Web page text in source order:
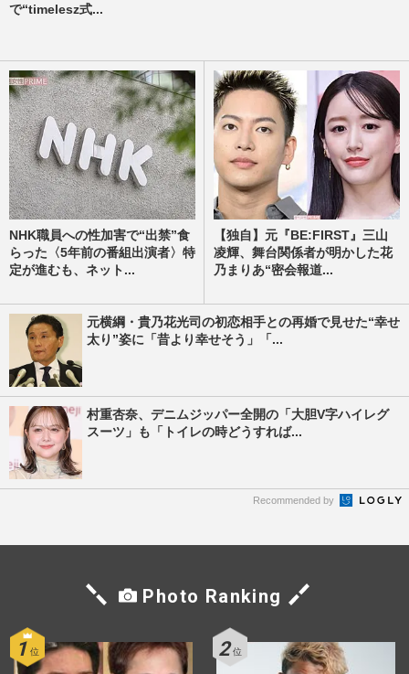
で“timelesz式...
NHK職員への性加害で“出禁”食
らった〈5年前の番組出演者〉特
定が進むも、ネット...
【独自】元『BE:FIRST』三山
凌輝、舞台関係者が明かした花
乃まりあ“密会報道...
元横綱・貴乃花光司の初恋相手との再婚で見せた“幸せ
太り”姿に「昔より幸せそう」「...
村重杏奈、デニムジッパー全開の「大胆V字ハイレグ
スーツ」も「トイレの時どうすれば...
Recommended by
Photo Ranking